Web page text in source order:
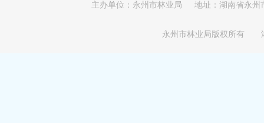
主办单位：永州市林业局 地址：湖南省永州
永州市林业局版权所有